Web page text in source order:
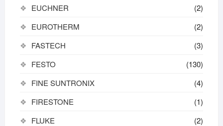
EUCHNER
(2)
EUROTHERM
(2)
FASTECH
(3)
FESTO
(130)
FINE SUNTRONIX
(4)
FIRESTONE
(1)
FLUKE
(2)